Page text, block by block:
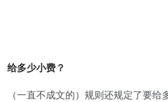
给多少小费？
（一直不成文的）规则还规定了要给